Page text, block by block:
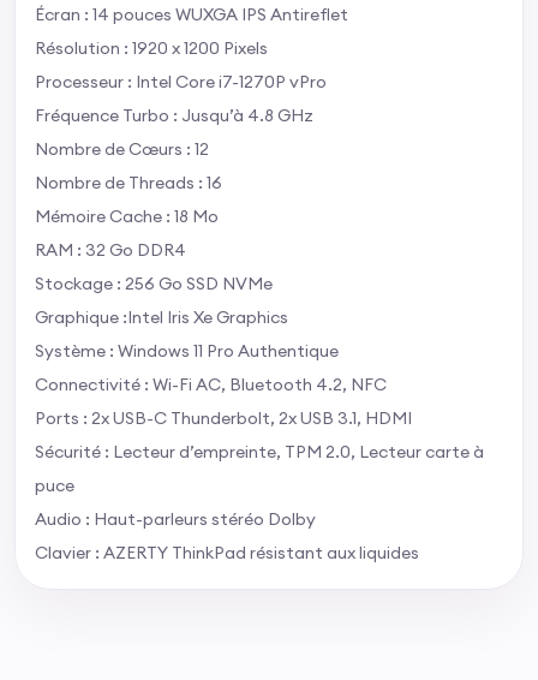
Écran : 14 pouces WUXGA IPS Antireflet
Résolution : 1920 x 1200 Pixels
Processeur : Intel Core i7-1270P vPro
Fréquence Turbo : Jusqu’à 4.8 GHz
Nombre de Cœurs : 12
Nombre de Threads : 16
Mémoire Cache : 18 Mo
RAM : 32 Go DDR4
Stockage : 256 Go SSD NVMe
Graphique :Intel Iris Xe Graphics
Système : Windows 11 Pro Authentique
Connectivité : Wi-Fi AC, Bluetooth 4.2, NFC
Ports : 2x USB-C Thunderbolt, 2x USB 3.1, HDMI
Sécurité : Lecteur d’empreinte, TPM 2.0, Lecteur carte à
puce
Audio : Haut-parleurs stéréo Dolby
Clavier : AZERTY ThinkPad résistant aux liquides